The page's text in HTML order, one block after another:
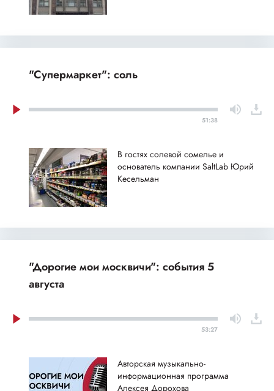
"Супермаркет": соль
51:38
В гостях солевой сомелье и
основатель компании SaltLab Юрий
Кесельман
"Дорогие мои москвичи": события 5
августа
53:27
Авторская музыкально-
информационная программа
Алексея Дорохова